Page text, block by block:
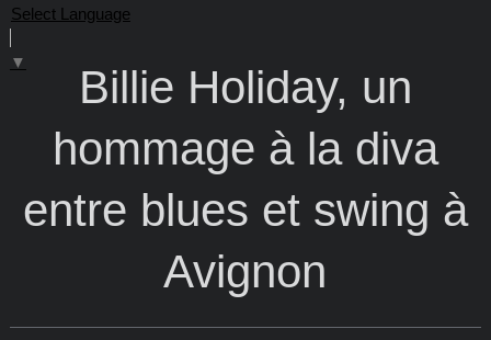
Select Language
▼
Billie Holiday, un
hommage à la diva
entre blues et swing à
Avignon